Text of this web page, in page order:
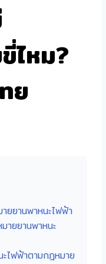
ไหม?
ย
ยยานพาหนะไฟฟ้า
ายยานพาหนะ
ะไฟฟ้าตามกฎหมาย